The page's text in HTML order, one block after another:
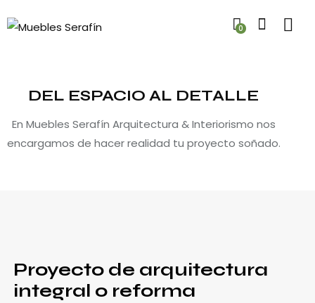
0
DEL ESPACIO AL DETALLE
En Muebles Serafín Arquitectura & Interiorismo nos
encargamos de hacer realidad tu proyecto soñado.
Proyecto de arquitectura
integral o reforma